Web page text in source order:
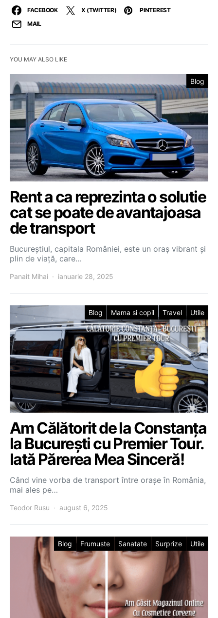
FACEBOOK X (TWITTER)
PINTEREST
MAIL
YOU MAY ALSO LIKE
Blog
Rent a ca reprezinta o solutie
cat se poate de avantajoasa
de transport
Bucureștiul, capitala României, este un oraș vibrant și
plin de viață, care…
Panait Mihai ianuarie 28, 2025
Blog Mama si copil Travel Utile
Am Călătorit de la Constanța
la București cu Premier Tour.
Iată Părerea Mea Sinceră!
Când vine vorba de transport între orașe în România,
mai ales pe…
Teodor Rusu august 6, 2025
Blog Frumuste Sanatate Surprize Utile